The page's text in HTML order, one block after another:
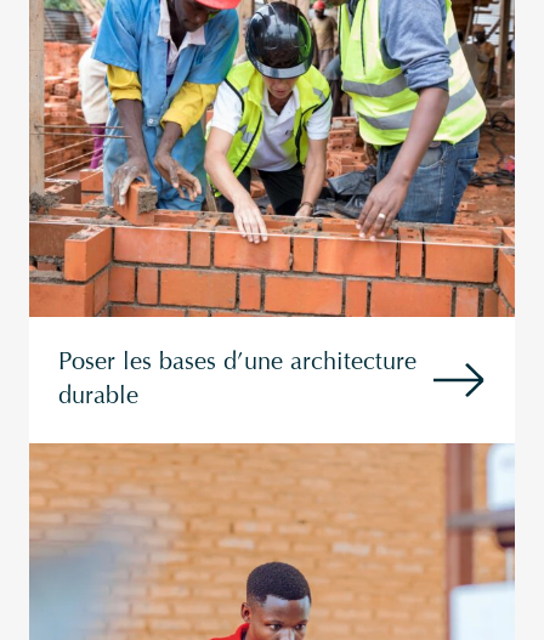
Poser les bases d’une architecture
durable